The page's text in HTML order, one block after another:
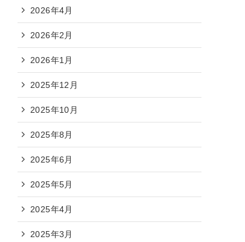
2026年4月
2026年2月
2026年1月
2025年12月
2025年10月
2025年8月
2025年6月
2025年5月
2025年4月
2025年3月